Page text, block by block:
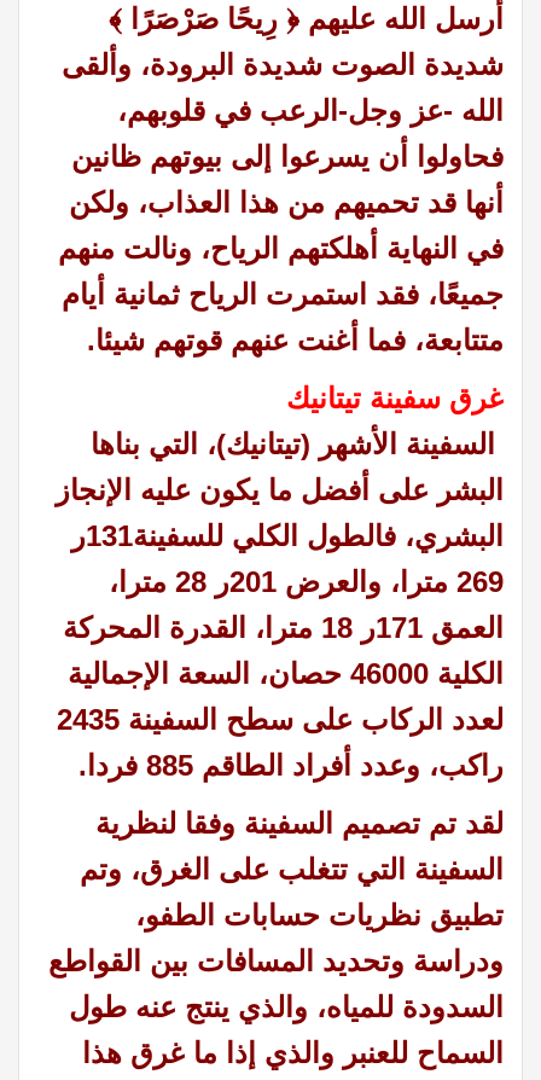
أرسل الله عليهم ﴿ رِيحًا صَرْصَرًا ﴾
شديدة الصوت شديدة البرودة، وألقى
الله -عز وجل-الرعب في قلوبهم،
فحاولوا أن يسرعوا إلى بيوتهم ظانين
أنها قد تحميهم من هذا العذاب، ولكن
في النهاية أهلكتهم الرياح، ونالت منهم
جميعًا، فقد استمرت الرياح ثمانية أيام
متتابعة، فما أغنت عنهم قوتهم شيئا.
غرق سفينة تيتانيك
السفينة الأشهر (تيتانيك)، التي بناها
البشر على أفضل ما يكون عليه الإنجاز
البشري، فالطول الكلي للسفينة131ر
269 مترا، والعرض 201ر 28 مترا،
العمق 171ر 18 مترا، القدرة المحركة
الكلية 46000 حصان، السعة الإجمالية
لعدد الركاب على سطح السفينة 2435
راكب، وعدد أفراد الطاقم 885 فردا.
لقد تم تصميم السفينة وفقا لنظرية
السفينة التي تتغلب على الغرق، وتم
تطبيق نظريات حسابات الطفو،
ودراسة وتحديد المسافات بين القواطع
السدودة للمياه، والذي ينتج عنه طول
السماح للعنبر والذي إذا ما غرق هذا